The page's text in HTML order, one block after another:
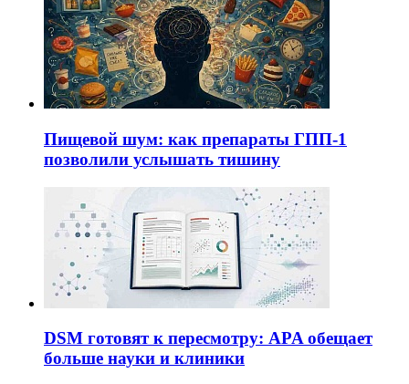
Пищевой шум: как препараты ГПП-1
позволили услышать тишину
DSM готовят к пересмотру: APA обещает
больше науки и клиники